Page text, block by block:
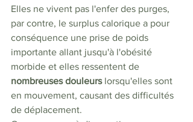
Elles ne vivent pas l'enfer des purges,
par contre, le surplus calorique a pour
conséquence une prise de poids
importante allant jusqu'à l'obésité
morbide et elles ressentent de
nombreuses douleurs lorsqu'elles sont
en mouvement, causant des difficultés
de déplacement.